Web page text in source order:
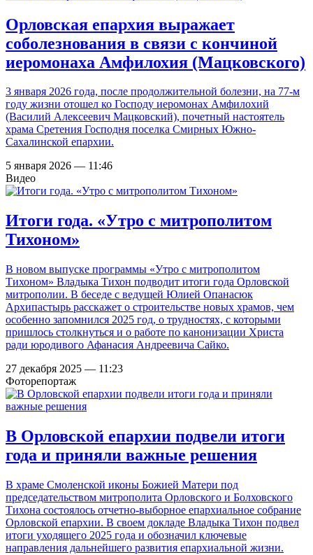
Орловская епархия выражает
соболезнования в связи с кончиной
иеромонаха Амфилохия (Мацковского)
3 января 2026 года, после продолжительной болезни, на 77-м
году жизни отошел ко Господу иеромонах Амфилохий
(Василий Алексеевич Мацковский), почетный настоятель
храма Сретения Господня поселка Смирных Южно-
Сахалинской епархии.
5 января 2026 — 11:46
Видео
Итоги года. «Утро с митрополитом
Тихоном»
В новом выпуске программы «Утро с митрополитом
Тихоном» Владыка Тихон подводит итоги года Орловской
митрополии. В беседе с ведущей Юлией Опанасюк
Архипастырь расскажет о строительстве новых храмов, чем
особенно запомнился 2025 год, о трудностях, с которыми
пришлось столкнуться и о работе по канонизации Христа
ради юродивого Афанасия Андреевича Сайко.
27 декабря 2025 — 11:23
Фоторепортаж
В Орловской епархии подвели итоги
года и приняли важные решения
В храме Смоленской иконы Божией Матери под
председательством митрополита Орловского и Болховского
Тихона состоялось отчетно-выборное епархиальное собрание
Орловской епархии. В своем докладе Владыка Тихон подвел
итоги уходящего 2025 года и обозначил ключевые
направления дальнейшего развития епархиальной жизни.